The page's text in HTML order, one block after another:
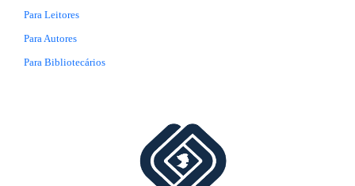
Para Leitores
Para Autores
Para Bibliotecários